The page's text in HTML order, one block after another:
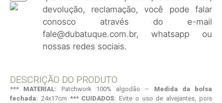
devolução, reclamação, você pode falar
conosco através do e-mail
fale@dubatuque.com.br, whatsapp ou
nossas redes sociais.
DESCRIÇÃO DO PRODUTO
*** MATERIAL: Patchwork 100% algodão – Medida da bolsa
fechada: 24x17cm *** CUIDADOS: Evite o uso de alvejantes, pois